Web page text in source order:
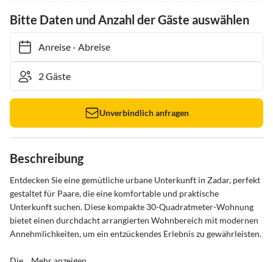
Bitte Daten und Anzahl der Gäste auswählen
Anreise- Abreise
Unverbindlich anfragen
Beschreibung
Entdecken Sie eine gemütliche urbane Unterkunft in Zadar, perfekt
gestaltet für Paare, die eine komfortable und praktische
Unterkunft suchen. Diese kompakte 30-Quadratmeter-Wohnung
bietet einen durchdacht arrangierten Wohnbereich mit modernen
Annehmlichkeiten, um ein entzückendes Erlebnis zu gewährleisten.